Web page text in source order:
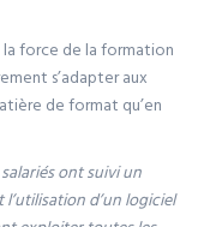
force de la formation
s’adapter aux
de format qu’en
ont suivi un
d’un logiciel